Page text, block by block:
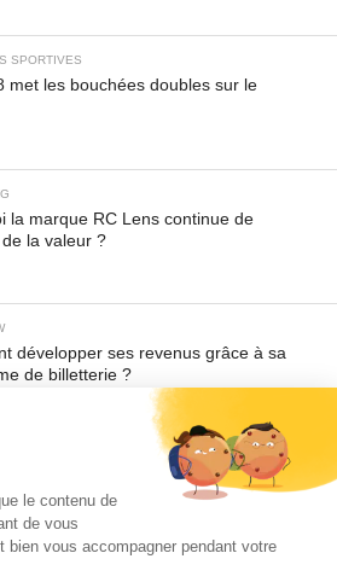
SPORTIVES
met les bouchées doubles sur le
la marque RC Lens continue de
la valeur ?
développer ses revenus grâce à sa
de billetterie ?